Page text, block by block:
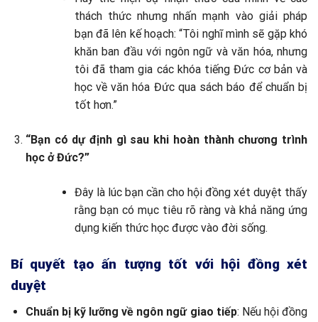
thách thức nhưng nhấn mạnh vào giải pháp
bạn đã lên kế hoạch: “Tôi nghĩ mình sẽ gặp khó
khăn ban đầu với ngôn ngữ và văn hóa, nhưng
tôi đã tham gia các khóa tiếng Đức cơ bản và
học về văn hóa Đức qua sách báo để chuẩn bị
tốt hơn.”
“Bạn có dự định gì sau khi hoàn thành chương trình
học ở Đức?”
Đây là lúc bạn cần cho hội đồng xét duyệt thấy
rằng bạn có mục tiêu rõ ràng và khả năng ứng
dụng kiến thức học được vào đời sống.
Bí quyết tạo ấn tượng tốt với hội đồng xét
duyệt
Chuẩn bị kỹ lưỡng về ngôn ngữ giao tiếp: Nếu hội đồng